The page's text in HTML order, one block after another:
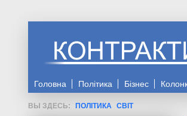
Головна Політика Бізнес
ПОЛІТИКА СВІТ